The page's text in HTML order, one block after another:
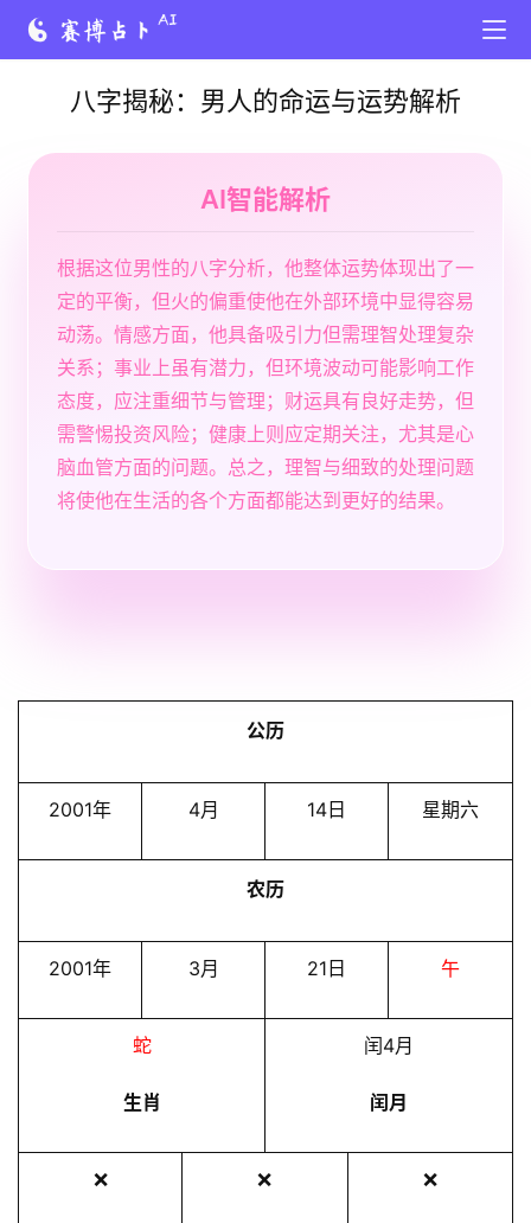
八字揭秘：男人的命运与运势解析
AI智能解析
根据这位男性的八字分析，他整体运势体现出了一
定的平衡，但火的偏重使他在外部环境中显得容易
动荡。情感方面，他具备吸引力但需理智处理复杂
关系；事业上虽有潜力，但环境波动可能影响工作
态度，应注重细节与管理；财运具有良好走势，但
需警惕投资风险；健康上则应定期关注，尤其是心
脑血管方面的问题。总之，理智与细致的处理问题
将使他在生活的各个方面都能达到更好的结果。
公历
2001年 4月 14日 星期六
农历
2001年 3月 21日 午
蛇
生肖
闰4月
闰月
❌ ❌ ❌